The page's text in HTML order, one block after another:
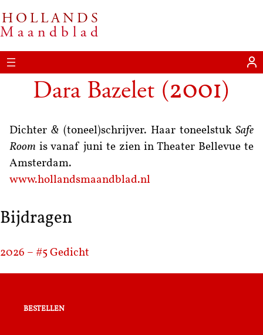
HOLLANDS
Maandblad
Dara Bazelet (2001)
Dichter & (toneel)schrijver. Haar toneelstuk Safe
Room is vanaf juni te zien in Theater Bellevue te
Amsterdam.
www.hollandsmaandblad.nl
Bijdragen
2026 – #5 Gedicht
bestellen